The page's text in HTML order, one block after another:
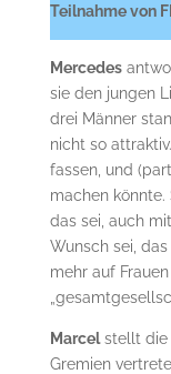
Teilnahme von
Mercedes
sie den jungen
drei Männer
nicht so
fassen, und
machen
das sei, auch
Wunsch sei,
mehr auf
Marcelstellt die
Gremien